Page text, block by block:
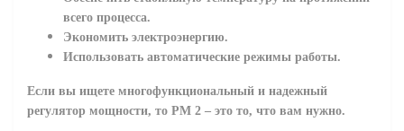
всего процесса.
Экономить электроэнергию.
Использовать автоматические режимы работы.
Если вы ищете многофункциональный и надежный
регулятор мощности, то РМ 2 – это то, что вам нужно.